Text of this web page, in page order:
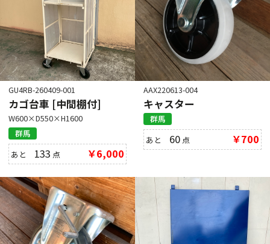
GU4RB-260409-001
カゴ台車 [中間棚付]
W600×D550×H1600
群馬
あと 133 点 ￥6,000
AAX220613-004
キャスター
群馬
あと 60 点 ￥700